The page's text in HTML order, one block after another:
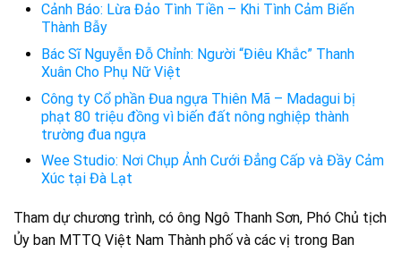
Cảnh Báo: Lừa Đảo Tình Tiền – Khi Tình Cảm Biến
Thành Bẫy
Bác Sĩ Nguyễn Đỗ Chỉnh: Người “Điêu Khắc” Thanh
Xuân Cho Phụ Nữ Việt
Công ty Cổ phần Đua ngựa Thiên Mã – Madagui bị
phạt 80 triệu đồng vì biến đất nông nghiệp thành
trường đua ngựa
Wee Studio: Nơi Chụp Ảnh Cưới Đẳng Cấp và Đầy Cảm
Xúc tại Đà Lạt
Tham dự chương trình, có ông Ngô Thanh Sơn, Phó Chủ tịch
Ủy ban MTTQ Việt Nam Thành phố và các vị trong Ban